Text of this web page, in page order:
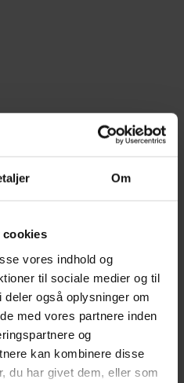
Om
cookies
vores indhold og
til sociale medier og til
også oplysninger om
med vores partnere inden
og
kan kombinere disse
du har givet dem, eller som